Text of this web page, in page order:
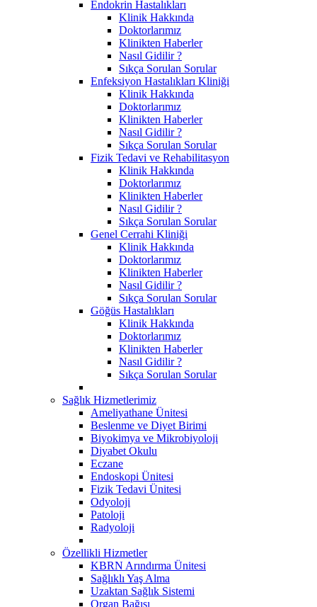
Endokrin Hastalıkları
Klinik Hakkında
Doktorlarımız
Klinikten Haberler
Nasıl Gidilir ?
Sıkça Sorulan Sorular
Enfeksiyon Hastalıkları Kliniği
Klinik Hakkında
Doktorlarımız
Klinikten Haberler
Nasıl Gidilir ?
Sıkça Sorulan Sorular
Fizik Tedavi ve Rehabilitasyon
Klinik Hakkında
Doktorlarımız
Klinikten Haberler
Nasıl Gidilir ?
Sıkça Sorulan Sorular
Genel Cerrahi Kliniği
Klinik Hakkında
Doktorlarımız
Klinikten Haberler
Nasıl Gidilir ?
Sıkça Sorulan Sorular
Göğüs Hastalıkları
Klinik Hakkında
Doktorlarımız
Klinikten Haberler
Nasıl Gidilir ?
Sıkça Sorulan Sorular
Sağlık Hizmetlerimiz
Ameliyathane Ünitesi
Beslenme ve Diyet Birimi
Biyokimya ve Mikrobiyoloji
Diyabet Okulu
Eczane
Endoskopi Ünitesi
​Fizik Tedavi Ünitesi
Odyoloji
Patoloji
Radyoloji
Özellikli Hizmetler
KBRN Arındırma Ünitesi
Sağlıklı Yaş Alma
Uzaktan Sağlık Sistemi
Organ Bağışı